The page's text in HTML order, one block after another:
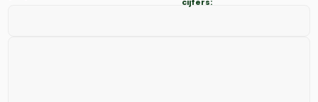
cijfers: